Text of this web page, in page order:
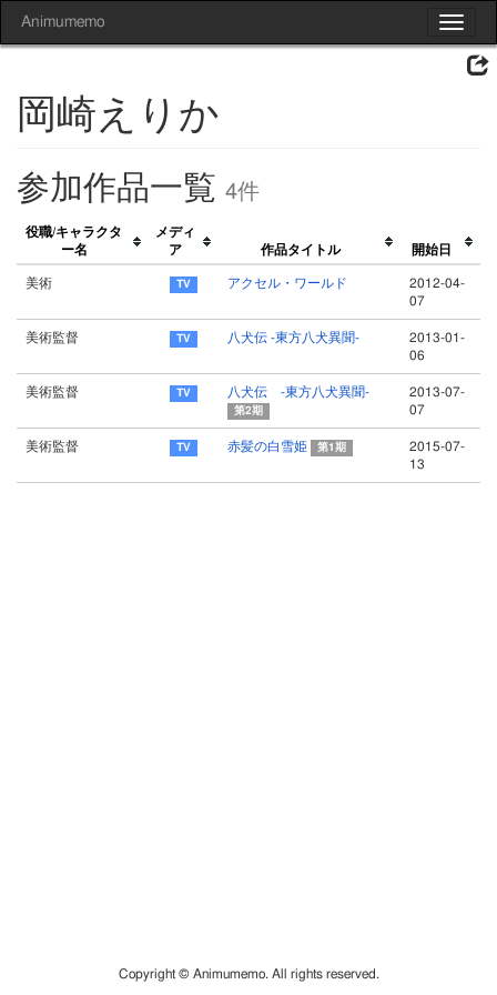
Toggle
Animumemo
岡崎えりか
参加作品一覧 4件
役職/キャラクタ
ー名
メディ
ア
作品タイトル 開始日
美術 アクセル・ワールド
2012-04-
07
美術監督 八犬伝 -東方八犬異聞-
2013-01-
06
美術監督 八犬伝 -東方八犬異聞-
第2期
2013-07-
07
美術監督 赤髪の白雪姫 第1期
2015-07-
13
Copyright © Animumemo. All rights reserved.